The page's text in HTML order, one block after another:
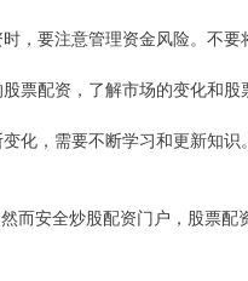
，要注意管理资金风险。不
票配资，了解市场的变化和股
化，需要不断学习和更新知
而安全炒股配资门户，股票